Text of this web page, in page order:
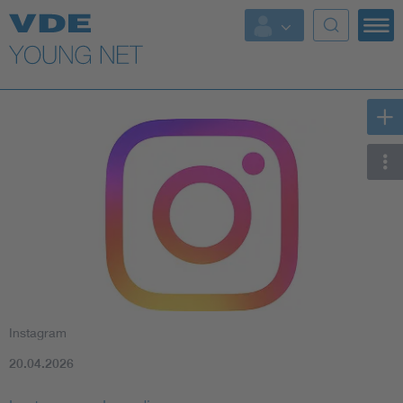
Top Themen
Fokusthemen
AI & Digital Trust
Instagram
20.04.2026